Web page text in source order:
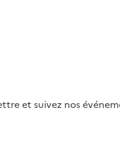
et suivez nos